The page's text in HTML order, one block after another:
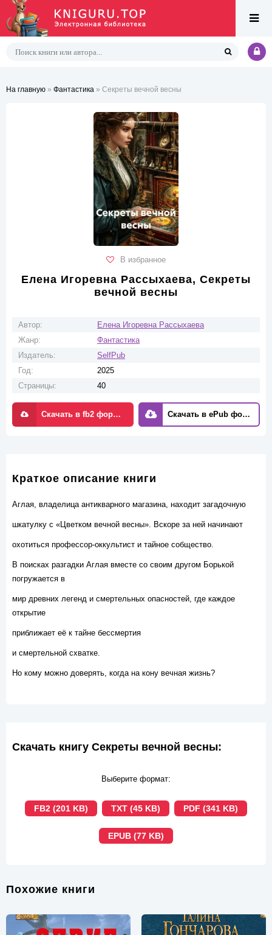
На главную » Фантастика » Секреты вечной весны
В избранное
Елена Игоревна Рассыхаева, Секреты
вечной весны
Автор:
Елена Игоревна Рассыхаева
Жанр:
Фантастика
Издатель:
SelfPub
Год:
2025
Страницы:
40
Скачать в fb2 формате Скачать в ePub формате
Краткое описание книги
Аглая, владелица антикварного магазина, находит загадочную
шкатулку с «Цветком вечной весны». Вскоре за ней начинают
охотиться профессор-оккультист и тайное собщество.
В поисках разгадки Аглая вместе со своим другом Борькой
погружается в
мир древних легенд и смертельных опасностей, где каждое
открытие
приближает её к тайне бессмертия
и смертельной схватке.
Но кому можно доверять, когда на кону вечная жизнь?
Скачать книгу Секреты вечной весны:
Выберите формат:
FB2 (201 KB) TXT (45 KB) PDF (341 KB)
EPUB (77 KB)
Похожие книги